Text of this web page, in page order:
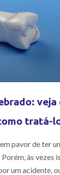
veja
tratá-
pavor de ter
Porém, às vezes
um acidente,